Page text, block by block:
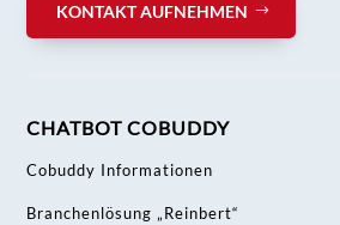
KONTAKT AUFNEHMEN
CHATBOT COBUDDY
Cobuddy Informationen
Branchenlösung „Reinbert“